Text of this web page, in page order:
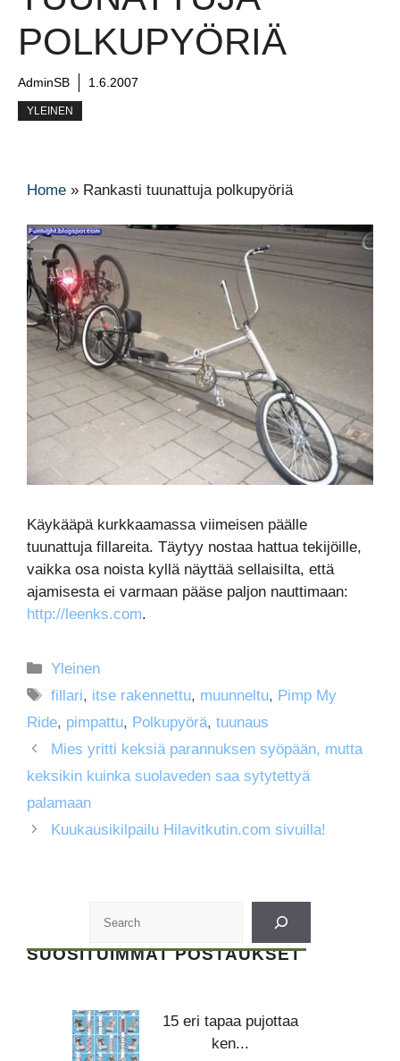
POLKUPYÖRIÄ
AdminSB 1.6.2007
YLEINEN
Home » Rankasti tuunattuja polkupyöriä
Käykääpä kurkkaamassa viimeisen päälle
tuunattuja fillareita. Täytyy nostaa hattua tekijöille,
vaikka osa noista kyllä näyttää sellaisilta, että
ajamisesta ei varmaan pääse paljon nauttimaan:
http://leenks.com.
Kategoriat
Yleinen
Avainsanat
fillari, itse rakennettu, muunneltu, Pimp My
Ride, pimpattu, Polkupyörä, tuunaus
Mies yritti keksiä parannuksen syöpään, mutta
keksikin kuinka suolaveden saa sytytettyä
palamaan
Kuukausikilpailu Hilavitkutin.com sivuilla!
SUOSITUIMMAT POSTAUKSET
15 eri tapaa pujottaa
ken...